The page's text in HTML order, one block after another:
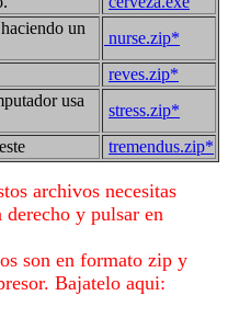
un
nurse.zip*
reves.zip*
usa
stress.zip*
tremendus.zip*
archivos necesitas
y pulsar en
son en formato zip y
Bajatelo aqui: